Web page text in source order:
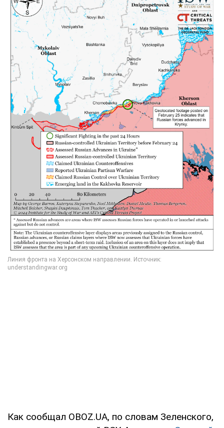
Как сообщал OBOZ.UA, по словам Зеленского,